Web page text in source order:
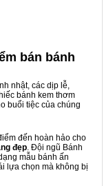
bán bánh
nhật, các dịp lễ,
bánh kem thơm
buổi tiệc của chúng
đến hoàn hảo cho
đẹp. Đội ngũ Bánh
mẫu bánh ấn
lựa chọn mà không bị